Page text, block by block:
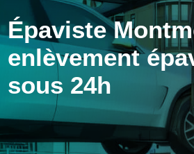
Épaviste
enlèvement
sous 24h